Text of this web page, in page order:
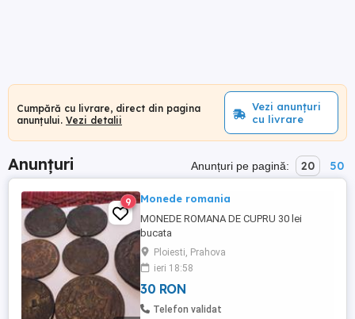
Cumpără cu livrare, direct din pagina
anunțului. Vezi detalii
Vezi anunțuri
cu livrare
Anunțuri Anunțuri pe pagină: 20 50
9 Monede romania
MONEDE ROMANA DE CUPRU 30 lei
bucata
Ploiesti, Prahova
ieri 18:58
30 RON
Telefon validat